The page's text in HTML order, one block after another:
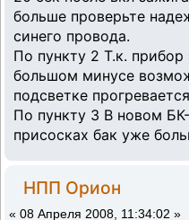
больше проверьте
синего провода.
По пункту 2 Т.к.
большом минусе
подсветке
По пункту 3 В новом
присосках бак уже
НПП Орион
« 08 Апреля 2008, 11:34:02 »